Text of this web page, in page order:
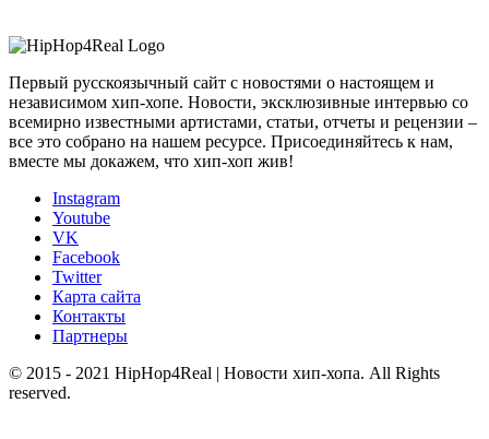
Первый русскоязычный сайт с новостями о настоящем и
независимом хип-хопе. Новости, эксклюзивные интервью со
всемирно известными артистами, статьи, отчеты и рецензии –
все это собрано на нашем ресурсе. Присоединяйтесь к нам,
вместе мы докажем, что хип-хоп жив!
Instagram
Youtube
VK
Facebook
Twitter
Карта сайта
Контакты
Партнеры
© 2015 - 2021 HipHop4Real | Новости хип-хопа. All Rights
reserved.